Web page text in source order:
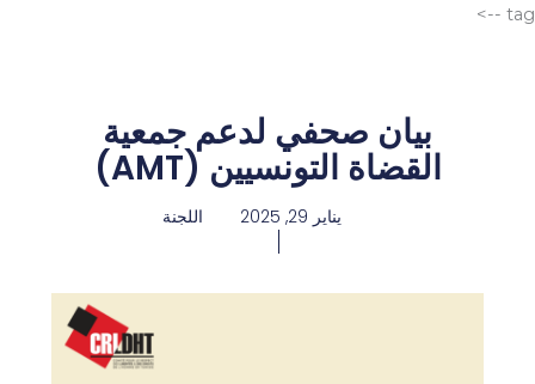
tag -->
بيان صحفي لدعم جمعية
القضاة التونسيين (AMT)
يناير 29, 2025 اللجنة